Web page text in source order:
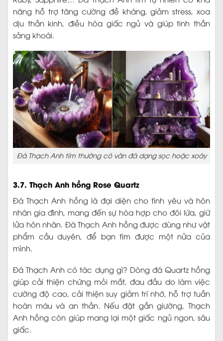
năng hỗ trợ tăng cường đề kháng, giảm stress, xoa
dịu thần kinh, điều hòa giấc ngủ và giúp tinh thần
sảng khoái.
Đá Thạch Anh tím thường có vân đá dạng sọc hoặc xoáy
3.7. Thạch Anh hồng Rose Quartz
Đá Thạch Anh hồng là đại diện cho tình yêu và hôn
nhân gia đình, mang đến sự hòa hợp cho đôi lứa, giữ
lửa hôn nhân. Đá Thạch Anh hồng được dùng như vật
phẩm cầu duyên, để bạn tìm được một nửa của
mình.
Đá Thạch Anh có tác dụng gì? Dòng đá Quartz hồng
giúp cải thiện chứng mỏi mắt, đau đầu do làm việc
cường độ cao, cải thiện suy giảm trí nhớ, hỗ trợ tuần
hoàn máu và an thần. Nếu đặt gần giường, Thạch
Anh hồng còn giúp mang lại một giấc ngủ ngon, sâu
giấc.